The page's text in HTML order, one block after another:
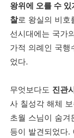
왕위에 오를 수
찰로 왕실의 비호
선시대에는 국가
가적 의례인 국행
었다.
무엇보다도 진관
사 칠성각 해체
초월 스님이 숨겨
등이 발견되었다.